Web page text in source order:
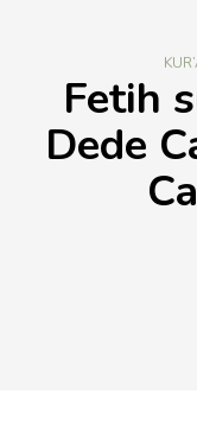
Fetih
Dede